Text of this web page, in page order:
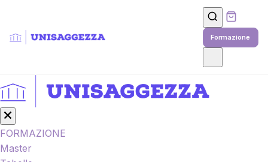
contenuto
Formazione
FORMAZIONE
Master